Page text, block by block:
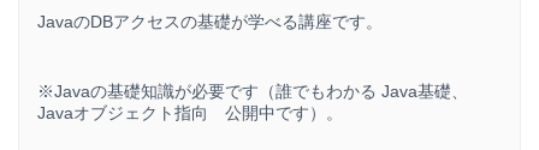
JavaのDBアクセスの基礎が学べる講座です。
※Javaの基礎知識が必要です（誰でもわかる Java基礎、
Javaオブジェクト指向 公開中です）。